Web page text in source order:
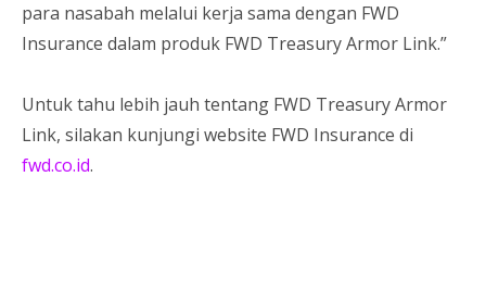
para nasabah melalui kerja sama dengan FWD
Insurance dalam produk FWD Treasury Armor Link.”
Untuk tahu lebih jauh tentang FWD Treasury Armor
Link, silakan kunjungi website FWD Insurance di
fwd.co.id.